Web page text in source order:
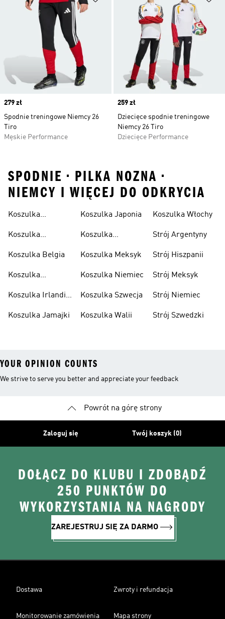
Price
279 zł
Spodnie treningowe Niemcy 26
Tiro
Męskie Performance
Price
259 zł
Dziecięce spodnie treningowe
Niemcy 26 Tiro
Dziecięce Performance
SPODNIE • PILKA NOZNA •
NIEMCY I WIĘCEJ DO ODKRYCIA
Koszulka
Koszulka
Koszulka Belgia
Koszulka
Koszulka Irlandii
Koszulka Jamajki
Koszulka Japonia
Koszulka
Koszulka Meksyk
Koszulka Niemiec
Koszulka Szwecja
Koszulka Walii
Koszulka Włochy
Strój Argentyny
Strój Hiszpanii
Strój Meksyk
Strój Niemiec
Strój Szwedzki
YOUR OPINION COUNTS
We strive to serve you better and appreciate your feedback
Powrót na górę strony
Zaloguj się Twój koszyk (0)
DOŁĄCZ DO KLUBU I ZDOBĄDŹ
250 PUNKTÓW DO
WYKORZYSTANIA NA NAGRODY
ZAREJESTRUJ SIĘ ZA DARMO
Dostawa Zwroty i refundacja
Monitorowanie zamówienia Mapa strony